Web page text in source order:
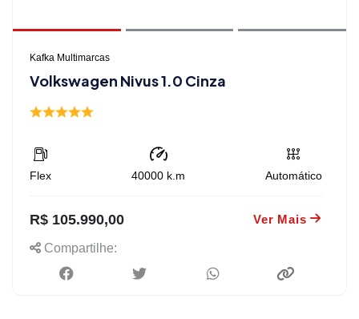
Kafka Multimarcas
Volkswagen Nivus 1.0 Cinza
Flex 40000 k.m Automático
R$ 105.990,00 Ver Mais
Compartilhe: